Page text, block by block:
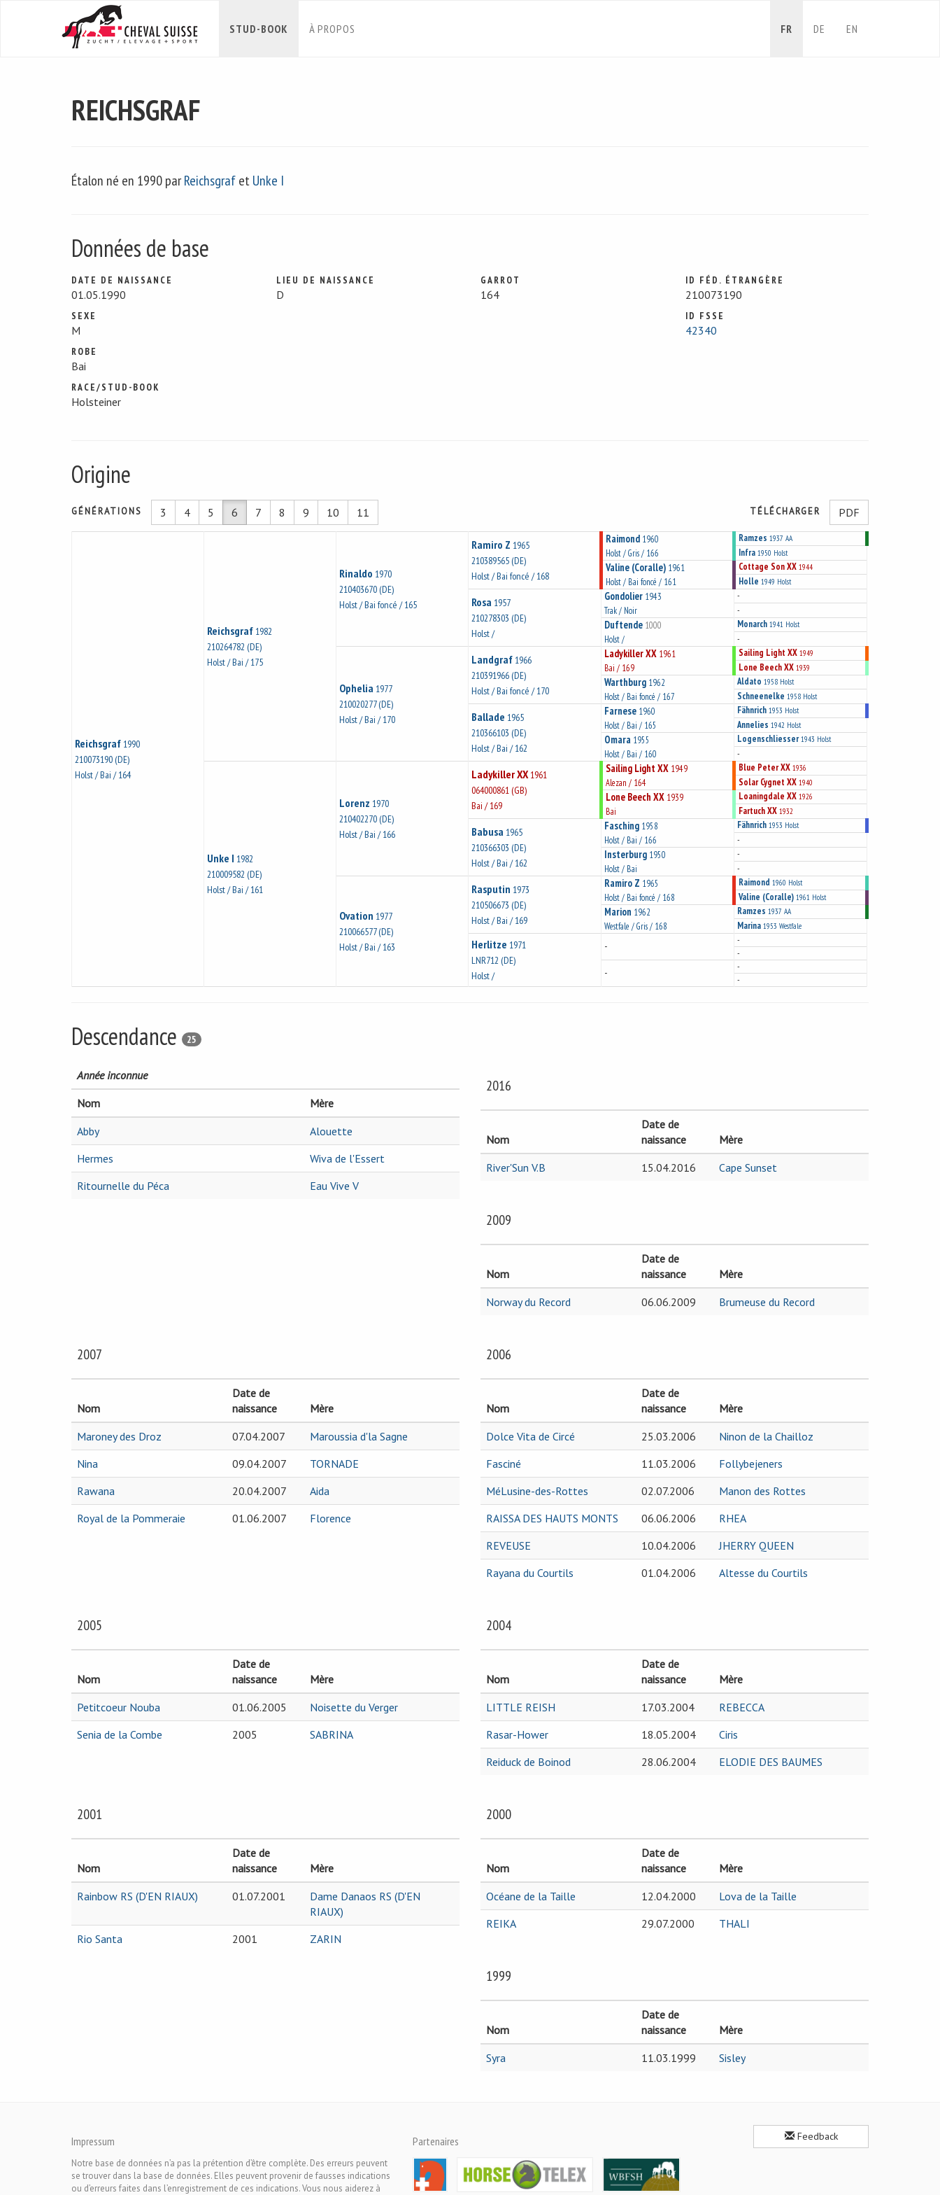
STUD-BOOK À PROPOS FR DE EN
REICHSGRAF
Étalon né en 1990 parReichsgrafetUnke I
Données de base
DATE DE NAISSANCE
01.05.1990
SEXE
M
ROBE
Bai
RACE/STUD-BOOK
Holsteiner
LIEU DE NAISSANCE
D
GARROT
164
ID FÉD. ÉTRANGÈRE
210073190
ID FSSE
42340
Origine
GÉNÉRATIONS 3 4 5 6 7 8 9 10 11 TÉLÉCHARGER PDF
Reichsgraf 1990
210073190 (DE)
Holst / Bai / 164
Reichsgraf 1982
210264782 (DE)
Holst / Bai / 175
Rinaldo 1970
210403670 (DE)
Holst / Bai foncé / 165
Ramiro Z 1965
210389565 (DE)
Holst / Bai foncé / 168
Raimond 1960
Holst / Gris / 166
Ramzes 1937 AA
Infra 1950 Holst
Valine (Coralle) 1961
Holst / Bai foncé / 161
Cottage Son XX 1944
Holle 1949 Holst
Rosa 1957
210278303 (DE)
Holst /
Gondolier 1943
Trak / Noir
-
-
Duftende 1000
Holst /
Monarch 1941 Holst
-
Ophelia 1977
210020277 (DE)
Holst / Bai / 170
Landgraf 1966
210391966 (DE)
Holst / Bai foncé / 170
Ladykiller XX 1961
Bai / 169
Sailing Light XX 1949
Lone Beech XX 1939
Warthburg 1962
Holst / Bai foncé / 167
Aldato 1958 Holst
Schneenelke 1958 Holst
Ballade 1965
210366103 (DE)
Holst / Bai / 162
Farnese 1960
Holst / Bai / 165
Fähnrich 1953 Holst
Annelies 1942 Holst
Omara 1955
Holst / Bai / 160
Logenschliesser 1943 Holst
-
Unke I 1982
210009582 (DE)
Holst / Bai / 161
Lorenz 1970
210402270 (DE)
Holst / Bai / 166
Ladykiller XX 1961
064000861 (GB)
Bai / 169
Sailing Light XX 1949
Alezan / 164
Blue Peter XX 1936
Solar Cygnet XX 1940
Lone Beech XX 1939
Bai
Loaningdale XX 1926
Fartuch XX 1932
Babusa 1965
210366303 (DE)
Holst / Bai / 162
Fasching 1958
Holst / Bai / 166
Fähnrich 1953 Holst
-
Insterburg 1950
Holst / Bai
-
-
Ovation 1977
210066577 (DE)
Holst / Bai / 163
Rasputin 1973
210506673 (DE)
Holst / Bai / 169
Ramiro Z 1965
Holst / Bai foncé / 168
Raimond 1960 Holst
Valine (Coralle) 1961 Holst
Marion 1962
Westfale / Gris / 168
Ramzes 1937 AA
Marina 1953 Westfale
Herlitze 1971
LNR712 (DE)
Holst /
-
-
-
-
-
-
Descendance 25
Année inconnue
Nom
Mère
Abby
Alouette
Hermes
Wiva de l'Essert
Ritournelle du Péca
Eau Vive V
2016
Nom
Date de
naissance
Mère
River'Sun V.B
15.04.2016 Cape Sunset
2009
Nom
Date de
naissance
Mère
Norway du Record
06.06.2009 Brumeuse du Record
2007
Nom
Date de
naissance
Mère
Maroney des Droz
07.04.2007
Maroussia d'la Sagne
Nina
09.04.2007
TORNADE
Rawana
20.04.2007
Aida
Royal de la Pommeraie
01.06.2007 Florence
2006
Nom
Date de
naissance
Mère
Dolce Vita de Circé
25.03.2006
Ninon de la Chailloz
Fasciné
11.03.2006
Follybejeners
MéLusine-des-Rottes
02.07.2006
Manon des Rottes
RAISSA DES HAUTS MONTS
06.06.2006
RHEA
REVEUSE
10.04.2006
JHERRY QUEEN
Rayana du Courtils
01.04.2006 Altesse du Courtils
2005
Nom
Date de
naissance
Mère
Petitcoeur Nouba
01.06.2005
Noisette du Verger
Senia de la Combe
2005 SABRINA
2004
Nom
Date de
naissance
Mère
LITTLE REISH
17.03.2004
REBECCA
Rasar-Hower
18.05.2004
Ciris
Reiduck de Boinod
28.06.2004 ELODIE DES BAUMES
2001
Nom
Date de
naissance
Mère
Rainbow RS (D'EN RIAUX)
01.07.2001
Dame Danaos RS (D'EN
RIAUX)
Rio Santa
2001 ZARIN
2000
Nom
Date de
naissance
Mère
Océane de la Taille
12.04.2000
Lova de la Taille
REIKA
29.07.2000 THALI
1999
Nom
Date de
naissance
Mère
Syra
11.03.1999 Sisley
Impressum
Notre base de données n’a pas la prétention d’être complète. Des erreurs peuvent
se trouver dans la base de données. Elles peuvent provenir de fausses indications
ou d’erreurs faites dans l’enregistrement de ces indications. Vous nous aiderez à
Partenaires Feedback